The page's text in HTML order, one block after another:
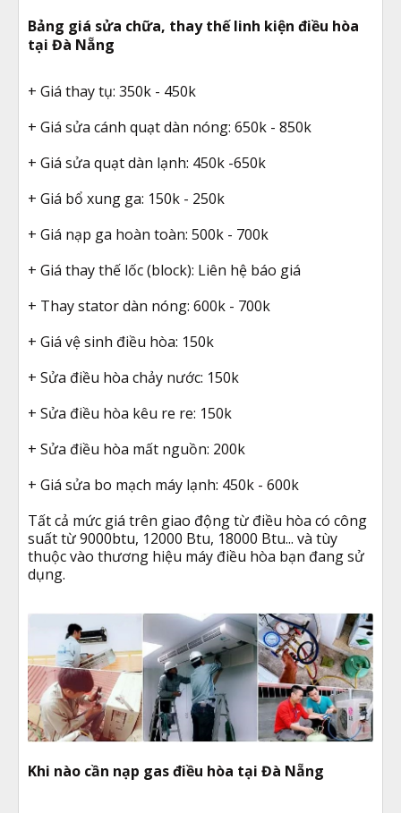
Bảng giá sửa chữa, thay thế linh kiện điều hòa
tại Đà Nẵng
+ Giá thay tụ: 350k - 450k
+ Giá sửa cánh quạt dàn nóng: 650k - 850k
+ Giá sửa quạt dàn lạnh: 450k -650k
+ Giá bổ xung ga: 150k - 250k
+ Giá nạp ga hoàn toàn: 500k - 700k
+ Giá thay thế lốc (block): Liên hệ báo giá
+ Thay stator dàn nóng: 600k - 700k
+ Giá vệ sinh điều hòa: 150k
+ Sửa điều hòa chảy nước: 150k
+ Sửa điều hòa kêu re re: 150k
+ Sửa điều hòa mất nguồn: 200k
+ Giá sửa bo mạch máy lạnh: 450k - 600k
Tất cả mức giá trên giao động từ điều hòa có công
suất từ 9000btu, 12000 Btu, 18000 Btu... và tùy
thuộc vào thương hiệu máy điều hòa bạn đang sử
dụng.
Khi nào cần nạp gas điều hòa tại Đà Nẵng